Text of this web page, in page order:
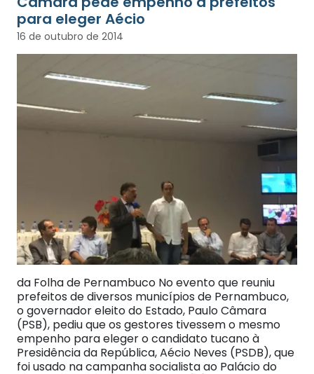
para eleger Aécio
16 de outubro de 2014
da Folha de Pernambuco No evento que reuniu
prefeitos de diversos municípios de Pernambuco,
o governador eleito do Estado, Paulo Câmara
(PSB), pediu que os gestores tivessem o mesmo
empenho para eleger o candidato tucano à
Presidência da República, Aécio Neves (PSDB), que
foi usado na campanha socialista ao Palácio do